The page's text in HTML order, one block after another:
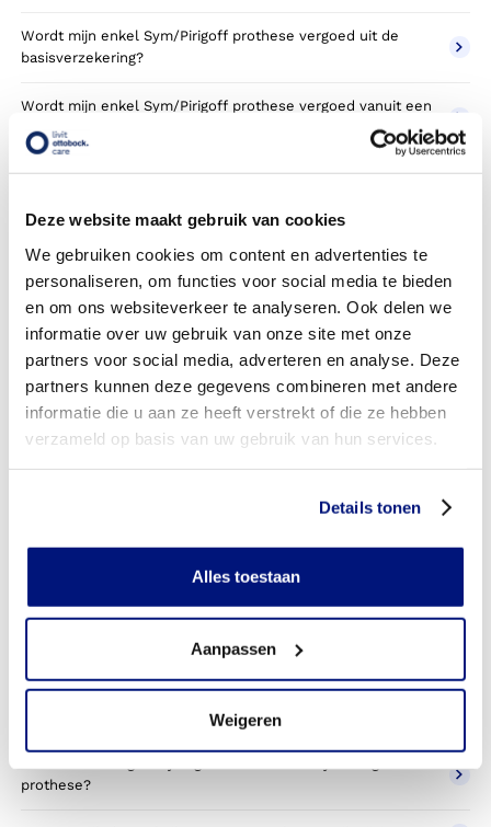
Deze website maakt gebruik van cookies
We gebruiken cookies om content en advertenties te
personaliseren, om functies voor social media te bieden
en om ons websiteverkeer te analyseren. Ook delen we
informatie over uw gebruik van onze site met onze
partners voor social media, adverteren en analyse. Deze
partners kunnen deze gegevens combineren met andere
informatie die u aan ze heeft verstrekt of die ze hebben
verzameld op basis van uw gebruik van hun services.
Details tonen
Alles toestaan
Aanpassen
Weigeren
Wordt mijn enkel Sym/Pirigoff prothese vergoed uit de
basisverzekering?
Wordt mijn enkel Sym/Pirigoff prothese vergoed vanuit een
aanvullende verzekering?
Betaal ik een eigen risico?
Zijn er ook enkel Sym/Pirigoff prothesen in confectie- of
standaard uitvoeringen?
Wordt de enkel Sym/Pirigoff prothese geleverd onder de
bruikleen of lease regeling van uw zorgverzekering?
Wanneer mag mijn enkel Sym/Pirigoff prothese vervangen
worden?
prothese toestemming nodig van mijn zorgverzekeraar?
Kan ik een reserve enkel Sym/Pirigoff prothese vergoed
Wat valt er binnen de vergoeding van een enkel
Wordt een enkel Sym/Pirigoff prothese die ik gebruik voor
sporten betaald door mijn zorgverzekering?
prothese?